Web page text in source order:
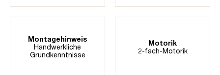
Montagehinweis
Handwerkliche
Grundkenntnisse
Motorik
2-fach-Motorik